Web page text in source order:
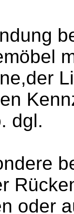
dgl.
oder